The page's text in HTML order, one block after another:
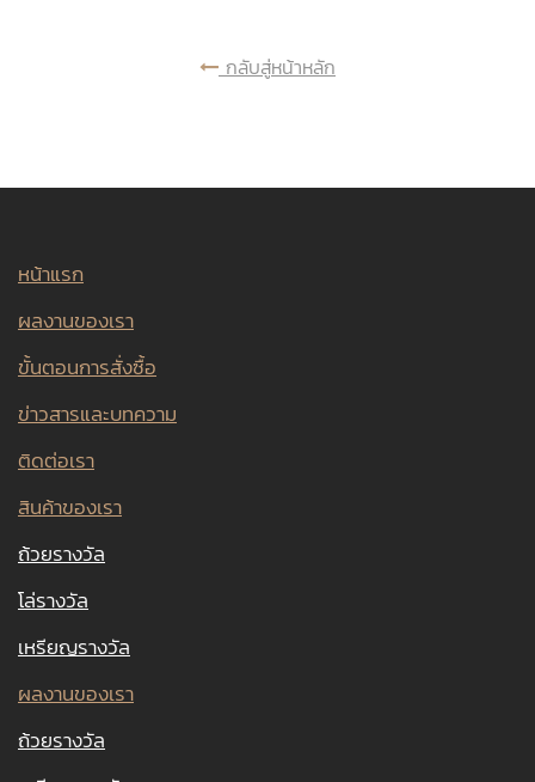
กลับสู่หน้าหลัก
หน้าแรก
ผลงานของเรา
ขั้นตอนการสั่งซื้อ
ข่าวสารและบทความ
ติดต่อเรา
สินค้าของเรา
ถ้วยรางวัล
โล่รางวัล
เหรียญรางวัล
ผลงานของเรา
ถ้วยรางวัล